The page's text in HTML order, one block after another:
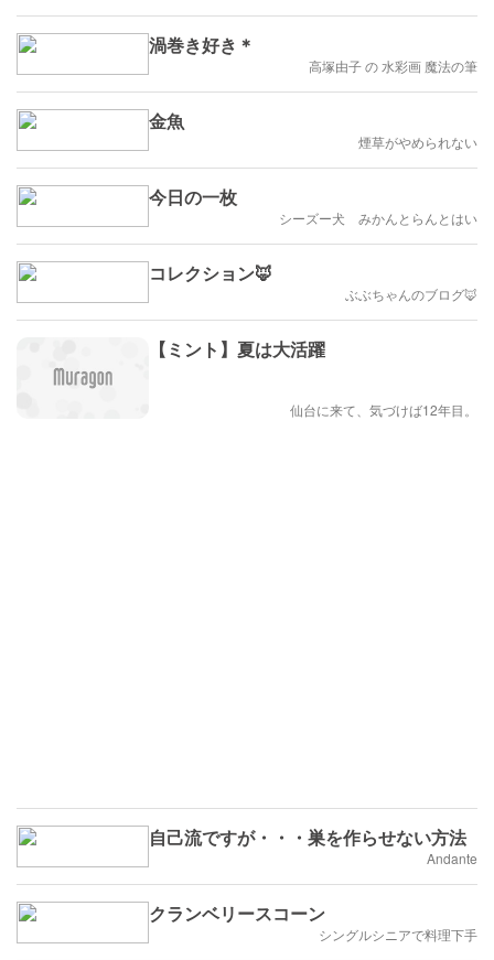
渦巻き好き＊
高塚由子 の 水彩画 魔法の筆
金魚
煙草がやめられない
今日の一枚
シーズー犬 みかんとらんとはい
コレクション🦊
ぶぶちゃんのブログ🦊
【ミント】夏は大活躍
仙台に来て、気づけば12年目。
自己流ですが・・・巣を作らせない方法
Andante
クランベリースコーン
シングルシニアで料理下手